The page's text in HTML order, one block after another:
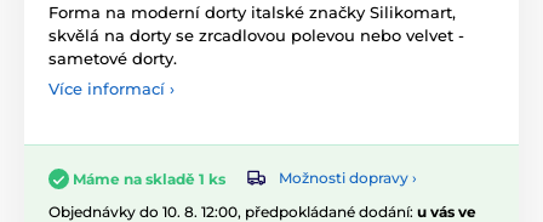
Forma na moderní dorty italské značky Silikomart,
skvělá na dorty se zrcadlovou polevou nebo velvet -
sametové dorty.
Více informací ›
Máme na skladě 1 ks
Možnosti dopravy ›
Objednávky do 10. 8. 12:00, předpokládané dodání: u vás ve